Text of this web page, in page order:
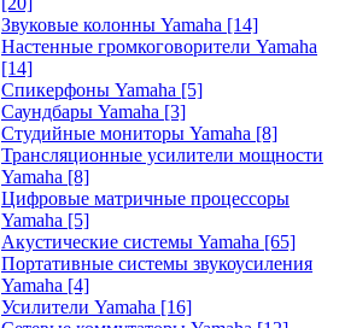
Звуковые колонны Yamaha [14]
Настенные громкоговорители Yamaha
[14]
Спикерфоны Yamaha [5]
Саундбары Yamaha [3]
Студийные мониторы Yamaha [8]
Трансляционные усилители мощности
Yamaha [8]
Цифровые матричные процессоры
Yamaha [5]
Акустические системы Yamaha [65]
Портативные системы звукоусиления
Yamaha [4]
Усилители Yamaha [16]